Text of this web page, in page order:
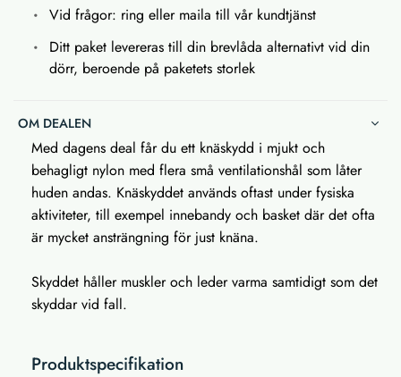
Vid frågor: ring eller maila till vår kundtjänst
Ditt paket levereras till din brevlåda alternativt vid din
dörr, beroende på paketets storlek
OM DEALEN
Med dagens deal får du ett knäskydd i mjukt och
behagligt nylon med flera små ventilationshål som låter
huden andas. Knäskyddet används oftast under fysiska
aktiviteter, till exempel innebandy och basket där det ofta
är mycket ansträngning för just knäna.
Skyddet håller muskler och leder varma samtidigt som det
skyddar vid fall.
Produktspecifikation